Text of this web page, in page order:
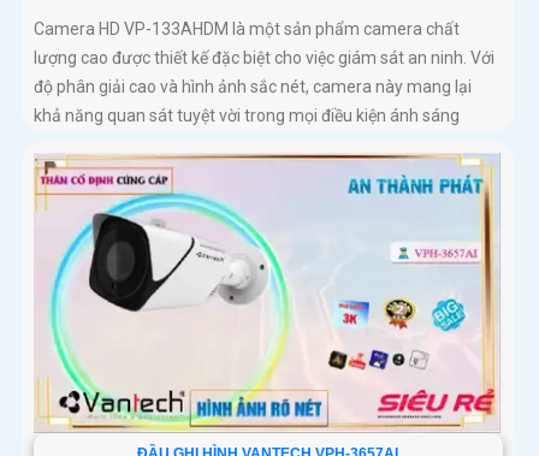
Camera HD VP-133AHDM là một sản phẩm camera chất
lượng cao được thiết kế đặc biệt cho việc giám sát an ninh. Với
độ phân giải cao và hình ảnh sắc nét, camera này mang lại
khả năng quan sát tuyệt vời trong mọi điều kiện ánh sáng